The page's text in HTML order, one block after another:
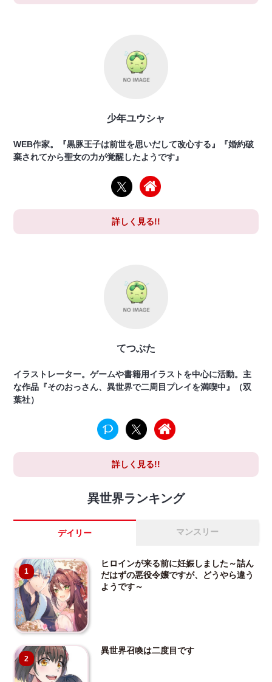
少年ユウシャ
WEB作家。『黒豚王子は前世を思いだして改心する』『婚約破
棄されてから聖女の力が覚醒したようです』
詳しく見る!!
てつぶた
イラストレーター。ゲームや書籍用イラストを中心に活動。主
な作品『そのおっさん、異世界で二周目プレイを満喫中』（双
葉社）
詳しく見る!!
異世界ランキング
デイリー マンスリー
1
ヒロインが来る前に妊娠しました～詰ん
だはずの悪役令嬢ですが、どうやら違う
ようです～
2
異世界召喚は二度目です